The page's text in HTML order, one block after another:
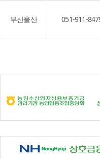
부산울산 051-911-
NH 상호금융예금자보호기금